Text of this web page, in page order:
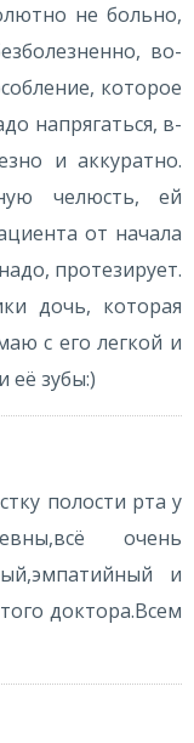
не больно,
во-
которое
напрягаться, в-
и аккуратно.
челюсть, ей
от начала
протезирует.
дочь, которая
с его легкой и
её зубы:)
полости рта у
очень
и
доктора.Всем